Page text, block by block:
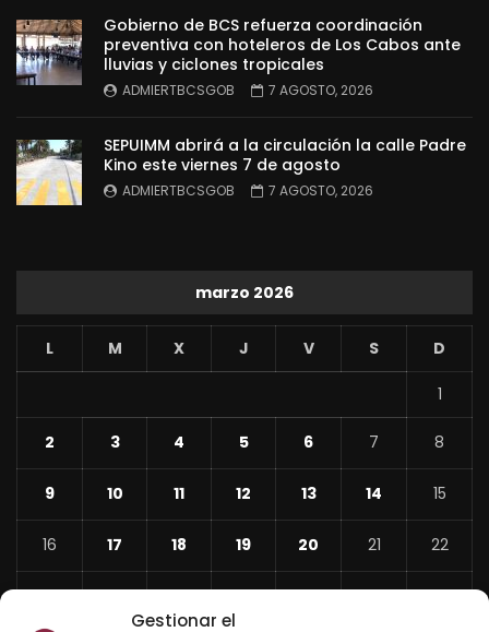
Gestionar el
Gobierno de BCS refuerza coordinación
preventiva con hoteleros de Los Cabos ante
lluvias y ciclones tropicales
ADMIERTBCSGOB 7 AGOSTO, 2026
SEPUIMM abrirá a la circulación la calle Padre
Kino este viernes 7 de agosto
ADMIERTBCSGOB 7 AGOSTO, 2026
marzo 2026
L M X J V S D
1
2 3 4 5 6 7 8
9 10 11 12 13 14 15
16 17 18 19 20 21 22
23 24 25 26 27 28 29